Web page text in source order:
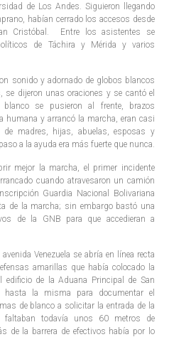
de Los Andes. Siguieron llegando
habían cerrado los accesos desde
Cristóbal. Entre los asistentes se
de Táchira y Mérida y varios
sonido y adornado de globos blancos
dijeron unas oraciones y se cantó el
se pusieron al frente, brazos
humana y arrancó la marcha, eran casi
madres, hijas, abuelas, esposas y
a la ayuda era más fuerte que nunca.
mejor la marcha, el primer incidente
cuando atravesaron un camión
Guardia Nacional Bolivariana
de la marcha; sin embargo bastó una
de la GNB para que accedieran a
Venezuela se abría en línea recta
amarillas que había colocado la
de la Aduana Principal de San
hasta la misma para documentar el
de blanco a solicitar la entrada de la
faltaban todavía unos 60 metros de
de la barrera de efectivos había por lo